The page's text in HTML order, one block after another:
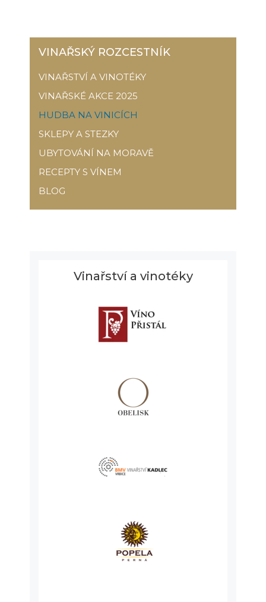
VINAŘSKÝ ROZCESTNÍK
VINAŘSTVÍ A VINOTÉKY
VINAŘSKÉ AKCE 2025
HUDBA NA VINICÍCH
SKLEPY A STEZKY
UBYTOVÁNÍ NA MORAVĚ
RECEPTY S VÍNEM
BLOG
Vinařství a vinotéky